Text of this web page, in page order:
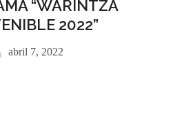
“WARINTZA
2022”
abril 7, 2022